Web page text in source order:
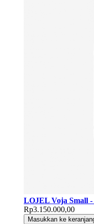
LOJEL Voja Small
Rp3.150.000,00
Masukkan ke